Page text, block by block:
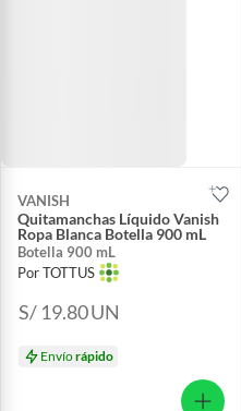
VANISH
Quitamanchas Líquido Vanish
Ropa Blanca Botella 900 mL
Botella 900 mL
Por TOTTUS
S/ 19.80UN
Envíorápido